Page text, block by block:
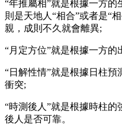
“年推屬相”就是根據一方
則是天地人“相合”或者是“
親，成則不久就會離異;
“月定方位”就是根據一方
“日解性情”就是根據日柱
衝突;
“時測後人”就是根據時柱的
後人是否可靠。